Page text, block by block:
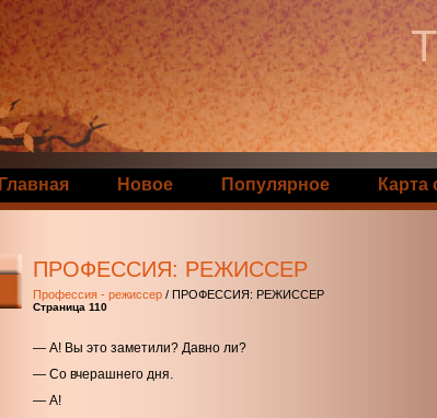
Главная Новое Популярное Карта
ПРОФЕССИЯ: РЕЖИССЕР
Профессия - режиссер / ПРОФЕССИЯ: РЕЖИССЕР
Страница 110
— А! Вы это заметили? Давно ли?
— Со вчерашнего дня.
— А!